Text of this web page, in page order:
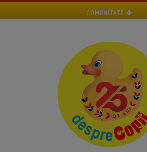
COMUNITATE